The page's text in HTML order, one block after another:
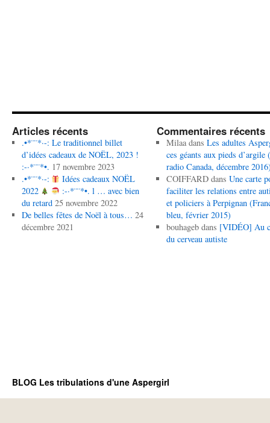
Articles récents
.•*¨¨*·-: Le traditionnel billet
d’idées cadeaux de NOËL, 2023 !
:-·*¨¨*•. 17 novembre 2023
.•*¨¨*·-:
Idées cadeaux NOËL
2022
:-·*¨¨*•. l … avec bien
du retard 25 novembre 2022
De belles fêtes de Noël à tous… 24
décembre 2021
Commentaires récents
Milaadans Les adultes
ces géants aux pieds d’argile
radio Canada, décembre
COIFFARDdans Une carte
faciliter les relations entre
et policiers à Perpignan
bleu, février 2015)
bouhagebdans [VIDÉO] Au
du cerveau autiste
BLOG Les tribulations d'une Aspergirl